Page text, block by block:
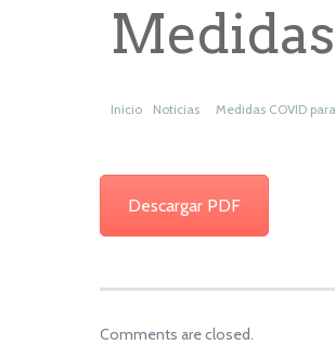
Inicio Noticias Medidas COVID
Descargar PDF
Comments are closed.